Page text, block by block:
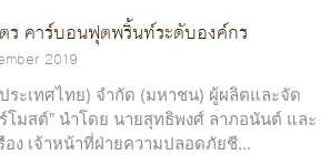
ร คาร์บอนฟุตพริ้นท์ระดับองค์กร
2019
ะเทศไทย) จำกัด (มหาชน) ผู้ผลิตและจัด
มสต์” นำโดย นายสุทธิพงศ์ ลาภอนันต์ และ
อง เจ้าหน้าที่ฝ่ายความปลอดภัยชี...